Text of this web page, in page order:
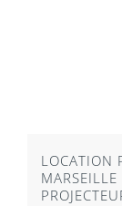
LOCATION
MARSEILLE